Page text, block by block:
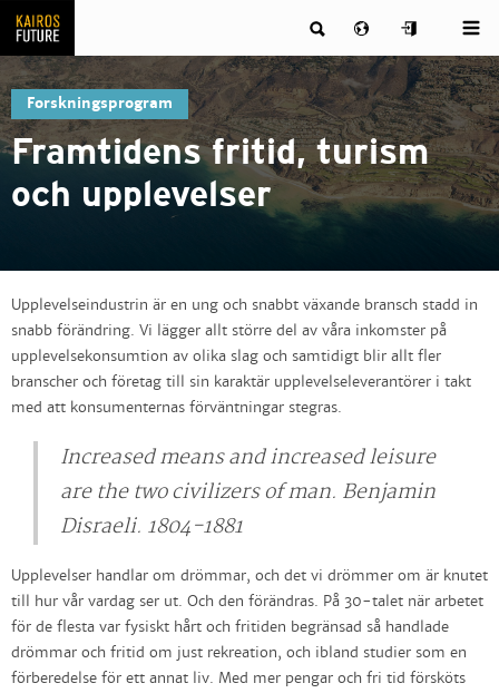
Forskningsprogram
Framtidens fritid, turism
och upplevelser
Upplevelseindustrin är en ung och snabbt växande bransch stadd in
snabb förändring. Vi lägger allt större del av våra inkomster på
upplevelsekonsumtion av olika slag och samtidigt blir allt fler
branscher och företag till sin karaktär upplevelseleverantörer i takt
med att konsumenternas förväntningar stegras.
Increased means and increased leisure
are the two civilizers of man. Benjamin
Disraeli. 1804-1881
Upplevelser handlar om drömmar, och det vi drömmer om är knutet
till hur vår vardag ser ut. Och den förändras. På 30-talet när arbetet
för de flesta var fysiskt hårt och fritiden begränsad så handlade
drömmar och fritid om just rekreation, och ibland studier som en
förberedelse för ett annat liv. Med mer pengar och fri tid försköts